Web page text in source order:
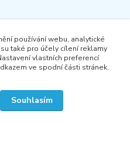
používání webu, analytické
také pro účely cílení reklamy
vlastních preferencí
ve spodní části stránek.
Souhlasím